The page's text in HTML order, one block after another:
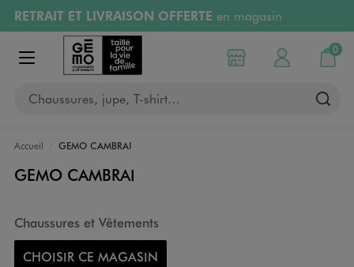
Aller au contenu principal
Aller à la navigation
RETRAIT ET LIVRAISON OFFERTE en magasin
Retours OFFERTSpendant 30 jours
PAYEZ EN 3x SANS FRAIS
RÉSERVATION GRATUITE
Afficher le menu
Chaussures, jupe, T-shirt…
Choisir mon magasin
Mon compte
0
Mon
Accueil GEMO CAMBRAI
GEMO CAMBRAI
Chaussures et Vêtements
CHOISIR CE MAGASIN